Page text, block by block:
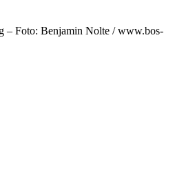
– Foto: Benjamin Nolte / www.bos-